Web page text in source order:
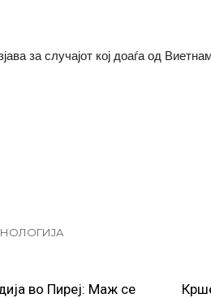
за случајот кој доаѓа од
во Пиреј: Маж се